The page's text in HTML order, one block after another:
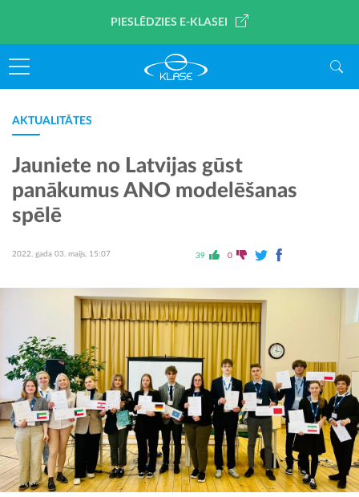
PIESLĒDZIES E-KLASEI
AKTUALITĀTES
Jauniete no Latvijas gūst
panākumus ANO modelēšanas
spēlē
2022. gada 03. maijs, 15:07 39 0